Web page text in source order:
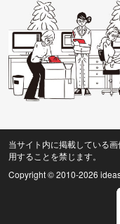
当サイト内に掲載している
用することを禁じます。
Copyright © 2010-2026